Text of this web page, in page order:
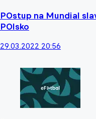
POstup na Mundial
POlsko
29.03.2022 20:56